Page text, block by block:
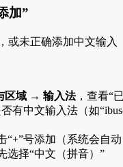
加”
或未正确添加中文输入
区域 → 输入法，查看“
有中文输入法（如
“+”号添加（系统会自动
选择“中文（拼音）”